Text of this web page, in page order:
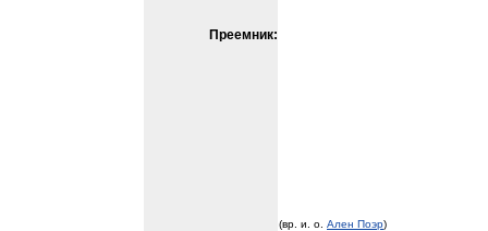
Преемник:
(вр. и. о. Ален Поэр)